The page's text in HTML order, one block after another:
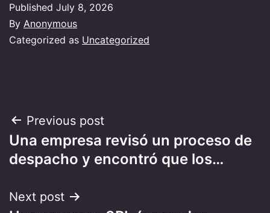
Published July 8, 2026
By Anonymous
Categorized as Uncategorized
Post
navigation
Previous post
Una empresa revisó un proceso de
despacho y encontró que los…
Next post